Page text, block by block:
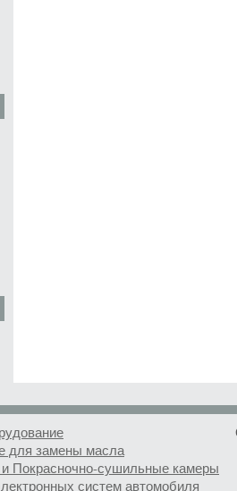
для замены масла
Покрасночно-сушильные камеры
систем автомобиля